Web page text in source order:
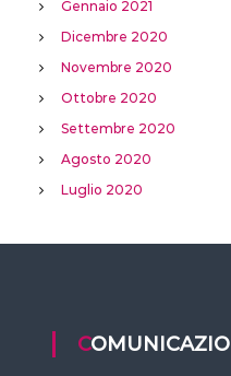
Gennaio 2021
Dicembre 2020
Novembre 2020
Ottobre 2020
Settembre 2020
Agosto 2020
Luglio 2020